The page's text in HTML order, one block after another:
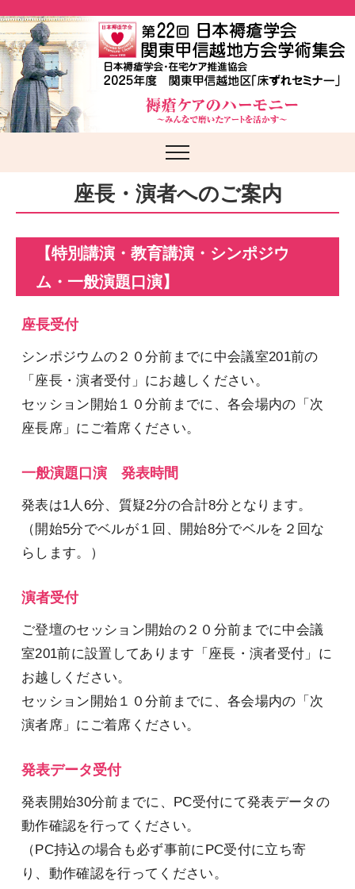
座長・演者へのご案内
【特別講演・教育講演・シンポジウ
ム・一般演題口演】
座長受付
シンポジウムの２０分前までに中会議室201前の
「座長・演者受付」にお越しください。
セッション開始１０分前までに、各会場内の「次
座長席」にご着席ください。
一般演題口演 発表時間
発表は1人6分、質疑2分の合計8分となります。
（開始5分でベルが１回、開始8分でベルを２回な
らします。）
演者受付
ご登壇のセッション開始の２０分前までに中会議
室201前に設置してあります「座長・演者受付」に
お越しください。
セッション開始１０分前までに、各会場内の「次
演者席」にご着席ください。
発表データ受付
発表開始30分前までに、PC受付にて発表データの
動作確認を行ってください。
（PC持込の場合も必ず事前にPC受付に立ち寄
り、動作確認を行ってください。